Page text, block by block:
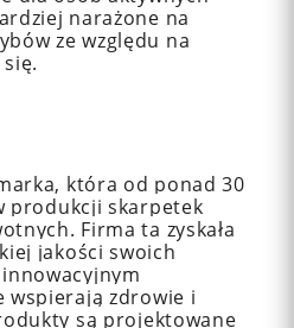
narażone na
ze względu na
która od ponad 30
produkcji skarpetek
Firma ta zyskała
jakości swoich
wspierają zdrowie i
są projektowane